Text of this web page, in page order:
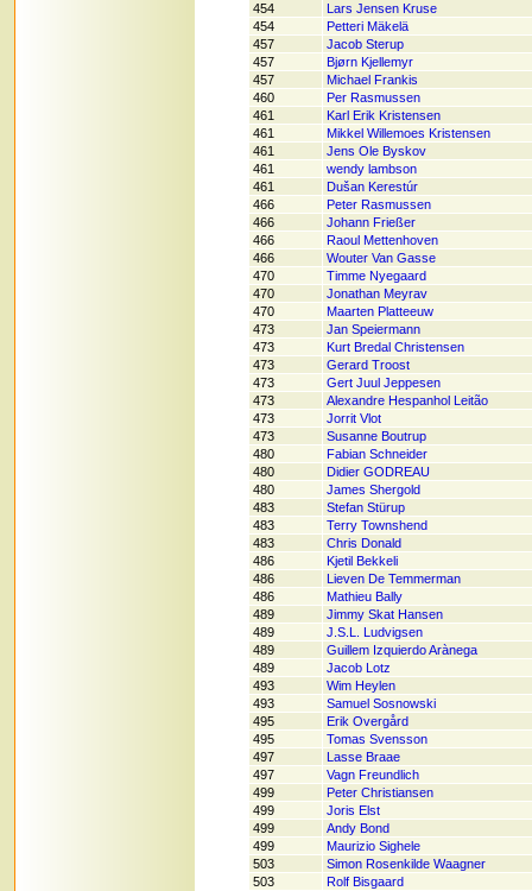
454
Lars Jensen Kruse
454
Petteri Mäkelä
457
Jacob Sterup
457
Bjørn Kjellemyr
457
Michael Frankis
460
Per Rasmussen
461
Karl Erik Kristensen
461
Mikkel Willemoes Kristensen
461
Jens Ole Byskov
461
wendy lambson
461
Dušan Kerestúr
466
Peter Rasmussen
466
Johann Frießer
466
Raoul Mettenhoven
466
Wouter Van Gasse
470
Timme Nyegaard
470
Jonathan Meyrav
470
Maarten Platteeuw
473
Jan Speiermann
473
Kurt Bredal Christensen
473
Gerard Troost
473
Gert Juul Jeppesen
473
Alexandre Hespanhol Leitão
473
Jorrit Vlot
473
Susanne Boutrup
480
Fabian Schneider
480
Didier GODREAU
480
James Shergold
483
Stefan Stürup
483
Terry Townshend
483
Chris Donald
486
Kjetil Bekkeli
486
Lieven De Temmerman
486
Mathieu Bally
489
Jimmy Skat Hansen
489
J.S.L. Ludvigsen
489
Guillem Izquierdo Arànega
489
Jacob Lotz
493
Wim Heylen
493
Samuel Sosnowski
495
Erik Overgård
495
Tomas Svensson
497
Lasse Braae
497
Vagn Freundlich
499
Peter Christiansen
499
Joris Elst
499
Andy Bond
499
Maurizio Sighele
503
Simon Rosenkilde Waagner
503
Rolf Bisgaard